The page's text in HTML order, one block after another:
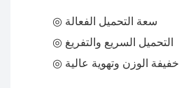
◎ سعة التحميل الفعالة
◎ التحميل السريع والتفريغ
◎ خفيفة الوزن وتهوية عالية